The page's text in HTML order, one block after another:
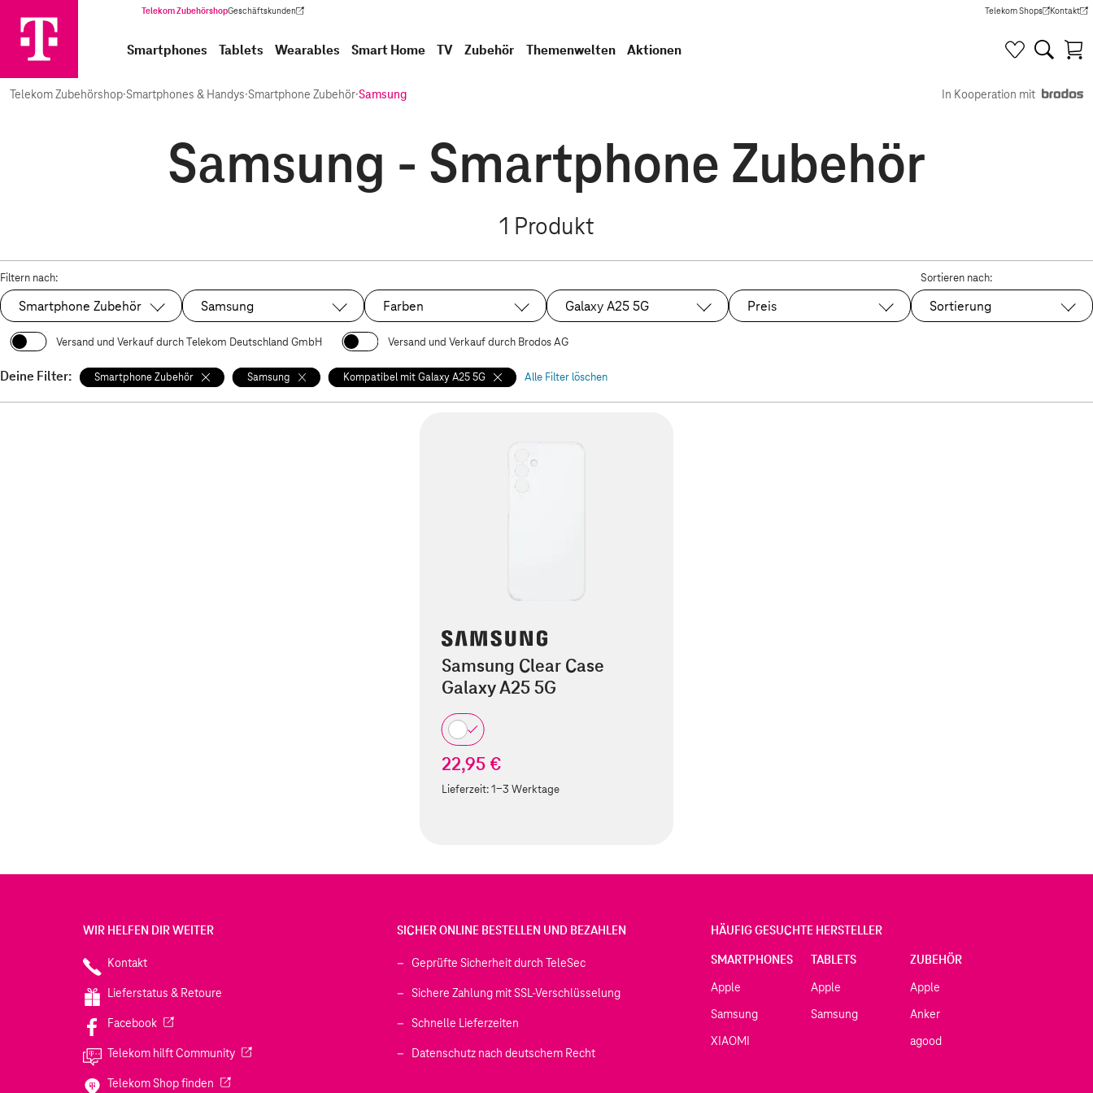
Telekom ZubehörshopGeschäftskunden
(Wird in einem neuen Tab geöffnet) Telekom Shops
(Wird in einem neuen Tab
Kontakt
(Wird in
Smartphones Tablets Wearables Smart Home TV Zubehör Themenwelten Aktionen
Telekom Zubehörshop·Smartphones & Handys·Smartphone Zubehör·Samsung In Kooperation mit
Samsung - Smartphone Zubehör
1 Produkt
Filtern nach:
Ausgewählt:
Smartphone Zubehör Ausgewählt:
Samsung Farben Ausgewählt:
Galaxy A25 5G Preis
Sortieren nach:
Sortierung
Versand und Verkauf durch Telekom Deutschland GmbH Versand und Verkauf durch Brodos AG
Deine Filter: Smartphone Zubehör Samsung Kompatibel mit Galaxy A25 5G Alle Filter löschen
Samsung Clear Case
Galaxy A25 5G
22,95 €
Lieferzeit:1-3 Werktage
WIR HELFEN DIR WEITER
Kontakt
Lieferstatus & Retoure
Facebook(Wird in einem neuen Tab geöffnet)
Telekom hilft Community(Wird in einem neuen Tab geöffnet)
Telekom Shop finden (Wird in einem neuen Tab geöffnet)
SICHER ONLINE BESTELLEN UND BEZAHLEN
Geprüfte Sicherheit durch TeleSec
Sichere Zahlung mit SSL-Verschlüsselung
Schnelle Lieferzeiten
Datenschutz nach deutschem Recht
HÄUFIG GESUCHTE HERSTELLER
SMARTPHONES
Apple
Samsung
XIAOMI
TABLETS
Apple
Samsung
ZUBEHÖR
Apple
Anker
agood